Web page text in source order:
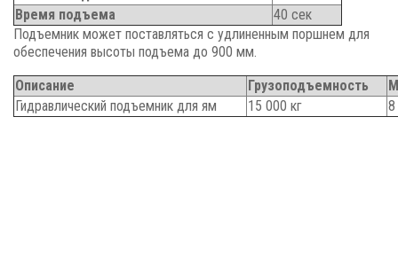
Время подъема
40 сек
Подъемник может поставляться с удлиненным поршнем для
обеспечения высоты подъема до 900 мм.
Описание
Грузоподъемность
Гидравлический подъемник для ям
15 000 кг 8